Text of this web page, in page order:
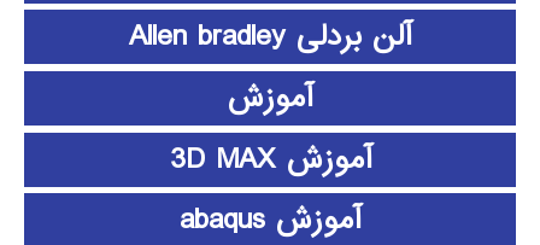
آلن بردلی Allen bradley
آموزش
آموزش 3D MAX
آموزش abaqus